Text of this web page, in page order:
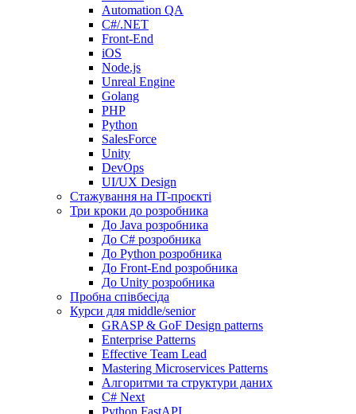
Automation QA
C#/.NET
Front-End
iOS
Node.js
Unreal Engine
Golang
PHP
Python
SalesForce
Unity
DevOps
UI/UX Design
Стажування на IT-проєкті
Три кроки до розробника
До Java розробника
До C# розробника
До Python розробника
До Front-End розробника
До Unity розробника
Пробна співбесіда
Курси для middle/senior
GRASP & GoF Design patterns
Enterprise Patterns
Effective Team Lead
Mastering Microservices Patterns
Алгоритми та структури даних
C# Next
Python FastAPI